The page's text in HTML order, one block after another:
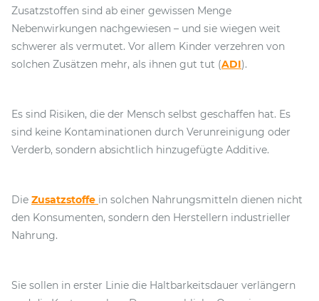
Zusatzstoffen sind ab einer gewissen Menge
Nebenwirkungen nachgewiesen – und sie wiegen weit
schwerer als vermutet. Vor allem Kinder verzehren von
solchen Zusätzen mehr, als ihnen gut tut (ADI).
Es sind Risiken, die der Mensch selbst geschaffen hat. Es
sind keine Kontaminationen durch Verunreinigung oder
Verderb, sondern absichtlich hinzugefügte Additive.
Die Zusatzstoffe in solchen Nahrungsmitteln dienen nicht
den Konsumenten, sondern den Herstellern industrieller
Nahrung.
Sie sollen in erster Linie die Haltbarkeitsdauer verlängern